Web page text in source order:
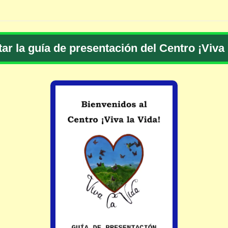
la guía de presentación del Centro ¡Viva